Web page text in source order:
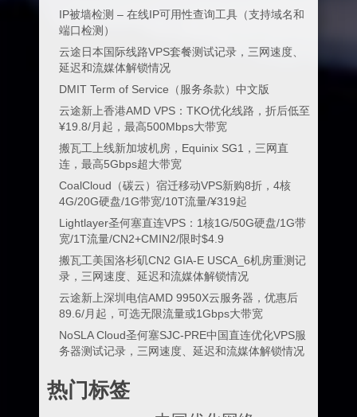
IP被墙检测 – 在线IP可用性查询工具（支持域名和
端口检测）
云途日本国际线路VPS套餐测试记录，三网速度、
延迟和流媒体解锁情况
DMIT Term of Service（服务条款）中文版
云途新上香港AMD VPS：TKO优化线路，折后低至
¥19.8/月起，最高500Mbps大带宽
搬瓦工上线新加坡机房，Equinix SG1，三网直
连，最高5Gbps超大带宽
CoalCloud（碳云）宿迁移动VPS新购8折，4核
4G/20G硬盘/1G带宽/10T流量/¥319起
Lightlayer圣何塞直连VPS：1核1G/50G硬盘/1G带
宽/1T流量/CN2+CMIN2/限时$4.9
搬瓦工美国洛杉矶CN2 GIA-E USCA_6机房重测记
录，三网速度、延迟和流媒体解锁情况
云途新上深圳电信AMD 9950X云服务器，优惠后
89.6/月起，可选无限流量或1Gbps大带宽
NoSLA Cloud圣何塞SJC-PRE中国直连优化VPS服
务器测试记录，三网速度、延迟和流媒体解锁情况
热门标签